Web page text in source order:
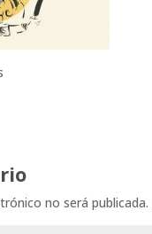
no será publicada.